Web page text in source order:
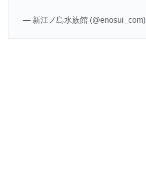
— 新江ノ島水族館 (@enosui_com)